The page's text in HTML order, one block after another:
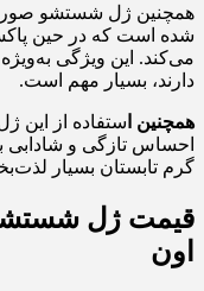
همچنین ژل شستشو
شده است که در حین
می‌کند. این ویژگی
دارند، بسیار مهم است.
همچنین ا ستفاده از این
احساس تازگی و شادابی
گرم تابستان بسیار
قیمت ژل
اون